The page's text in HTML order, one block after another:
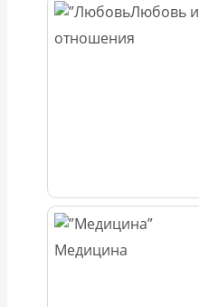
Любовь и
отношения
Медицина